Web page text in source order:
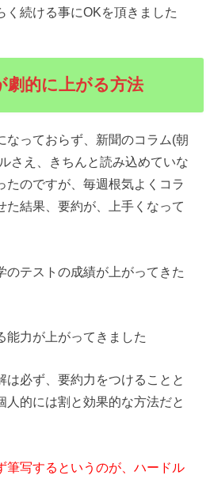
く続ける事にOKを頂きました
劇的に上がる方法
なっておらず、新聞のコラム(朝
さえ、きちんと読み込めていな
たのですが、毎週根気よくコラ
た結果、要約が、上手くなって
のテストの成績が上がってきた
能力が上がってきました
は必ず、要約力をつけることと
人的には割と効果的な方法だと
筆写するというのが、ハードル